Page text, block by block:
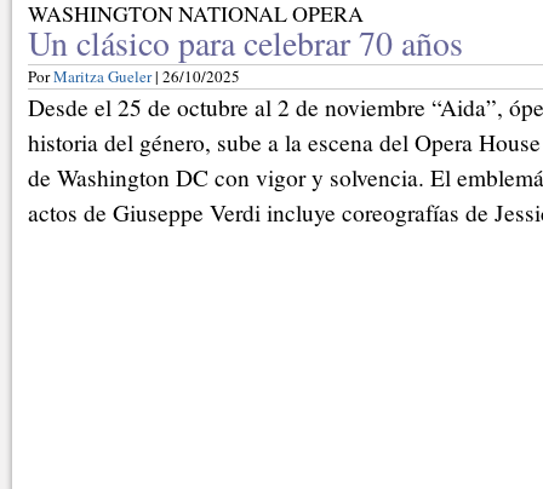
WASHINGTON NATIONAL OPERA
Un clásico para celebrar 70 años
PorMaritza Gueler| 26/10/2025
Desde el 25 de octubre al 2 de noviembre “Aida”,
historia del género, sube a la escena del Opera
de Washington DC con vigor y solvencia. El
actos de Giuseppe Verdi incluye coreografías de